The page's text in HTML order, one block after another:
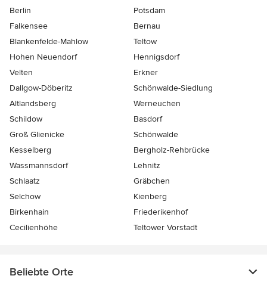
Berlin
Potsdam
Falkensee
Bernau
Blankenfelde-Mahlow
Teltow
Hohen Neuendorf
Hennigsdorf
Velten
Erkner
Dallgow-Döberitz
Schönwalde-Siedlung
Altlandsberg
Werneuchen
Schildow
Basdorf
Groß Glienicke
Schönwalde
Kesselberg
Bergholz-Rehbrücke
Wassmannsdorf
Lehnitz
Schlaatz
Gräbchen
Selchow
Kienberg
Birkenhain
Friederikenhof
Cecilienhöhe
Teltower Vorstadt
Beliebte Orte